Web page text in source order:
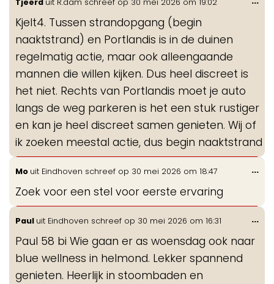
Kjelt4. Tussen strandopgang (begin
naaktstrand) en Portlandis is in de duinen
regelmatig actie, maar ook alleengaande
mannen die willen kijken. Dus heel discreet is
het niet. Rechts van Portlandis moet je auto
langs de weg parkeren is het een stuk rustiger
en kan je heel discreet samen genieten. Wij of
ik zoeken meestal actie, dus begin naaktstrand
Mo uit Eindhoven schreef op 30 mei 2026 om 18:47
Zoek voor een stel voor eerste ervaring
...
Paul uit Eindhoven schreef op 30 mei 2026 om 16:31
Paul 58 bi Wie gaan er as woensdag ook naar
blue wellness in helmond. Lekker spannend
genieten. Heerlijk in stoombaden en
...